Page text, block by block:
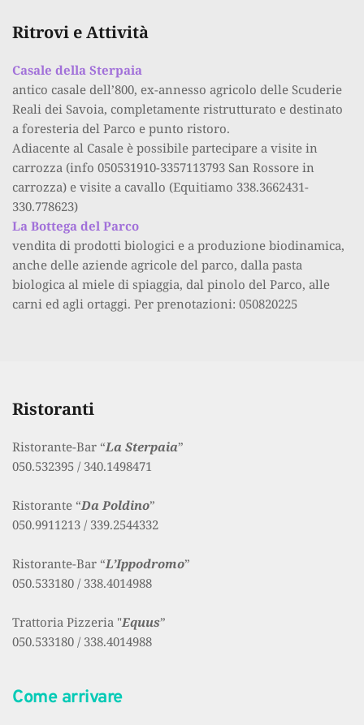
Ritrovi e Attività
Casale della Sterpaia
antico casale dell’800, ex-annesso agricolo delle Scuderie
Reali dei Savoia, completamente ristrutturato e destinato
a foresteria del Parco e punto ristoro.
Adiacente al Casale è possibile partecipare a visite in
carrozza (info 050531910-3357113793 San Rossore in
carrozza) e visite a cavallo (Equitiamo 338.3662431-
330.778623)
La Bottega del Parco
vendita di prodotti biologici e a produzione biodinamica,
anche delle aziende agricole del parco, dalla pasta
biologica al miele di spiaggia, dal pinolo del Parco, alle
carni ed agli ortaggi. Per prenotazioni: 050820225
Ristoranti
Ristorante-Bar “La Sterpaia”
050.532395 / 340.1498471
Ristorante “Da Poldino”
050.9911213 / 339.2544332
Ristorante-Bar “L’Ippodromo”
050.533180 / 338.4014988
Trattoria Pizzeria "Equus”
050.533180 / 338.4014988
Come arrivare